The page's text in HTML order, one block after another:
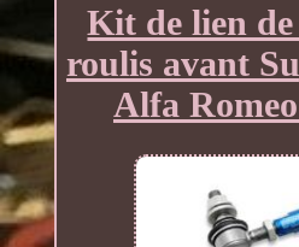
Kit de lien
roulis avant
Alfa